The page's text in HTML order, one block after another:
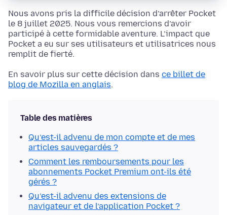
Nous avons pris la difficile décision d’arrêter Pocket
le 8 juillet 2025. Nous vous remercions d’avoir
participé à cette formidable aventure. L’impact que
Pocket a eu sur ses utilisateurs et utilisatrices nous
remplit de fierté.
En savoir plus sur cette décision dans ce billet de
blog de Mozilla en anglais.
Table des matières
Qu’est-il advenu de mon compte et de mes
articles sauvegardés ?
Comment les remboursements pour les
abonnements Pocket Premium ont-ils été
gérés ?
Qu’est-il advenu des extensions de
navigateur et de l’application Pocket ?